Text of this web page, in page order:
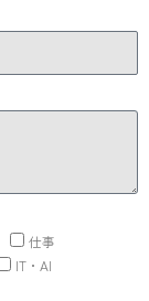
仕事
IT・AI